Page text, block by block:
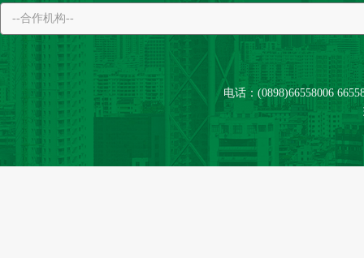
电话：(0898)66558006